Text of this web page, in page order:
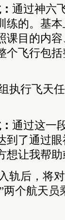
通过神六
练的。基
课目的内
个飞行包
执行飞天
通过这一
到了通过
想让我帮
轨后，将
两个航天